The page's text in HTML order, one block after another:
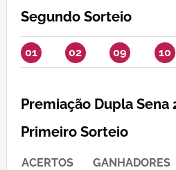
Segundo Sorteio
01 02 09 10
Premiação Dupla Sena
Primeiro Sorteio
ACERTOS GANHADORES